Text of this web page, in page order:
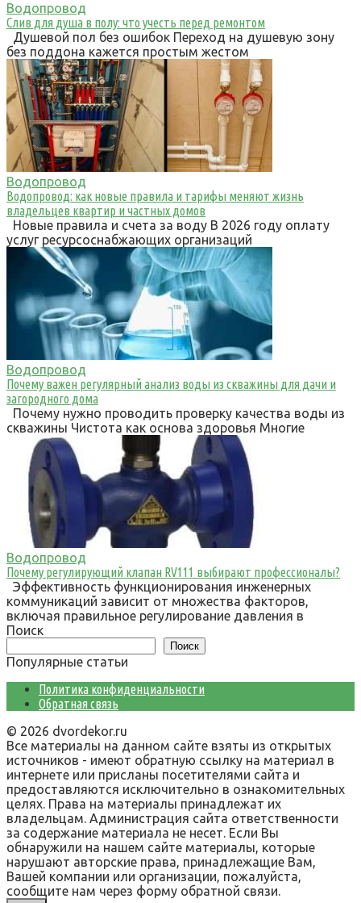
Водопровод
Слив для душа в полу: что учесть перед ремонтом
Душевой пол без ошибок Переход на душевую зону
без поддона кажется простым жестом
Водопровод
Водопровод: как новые правила и тарифы меняют жизнь
владельцев квартир и частных домов
Новые правила и счета за воду В 2026 году оплату
услуг ресурсоснабжающих организаций
Водопровод
Почему важен регулярный анализ воды из скважины для дачи и
загородного дома
Почему нужно проводить проверку качества воды из
скважины Чистота как основа здоровья Многие
Водопровод
Почему регулирующий клапан RV111 выбирают профессионалы?
Эффективность функционирования инженерных
коммуникаций зависит от множества факторов,
включая правильное регулирование давления в
Поиск
Поиск
Популярные статьи
Политика конфиденциальности
Обратная связь
© 2026 dvordekor.ru
Все материалы на данном сайте взяты из открытых
источников - имеют обратную ссылку на материал в
интернете или присланы посетителями сайта и
предоставляются исключительно в ознакомительных
целях. Права на материалы принадлежат их
владельцам. Администрация сайта ответственности
за содержание материала не несет. Если Вы
обнаружили на нашем сайте материалы, которые
нарушают авторские права, принадлежащие Вам,
Вашей компании или организации, пожалуйста,
сообщите нам через форму обратной связи.